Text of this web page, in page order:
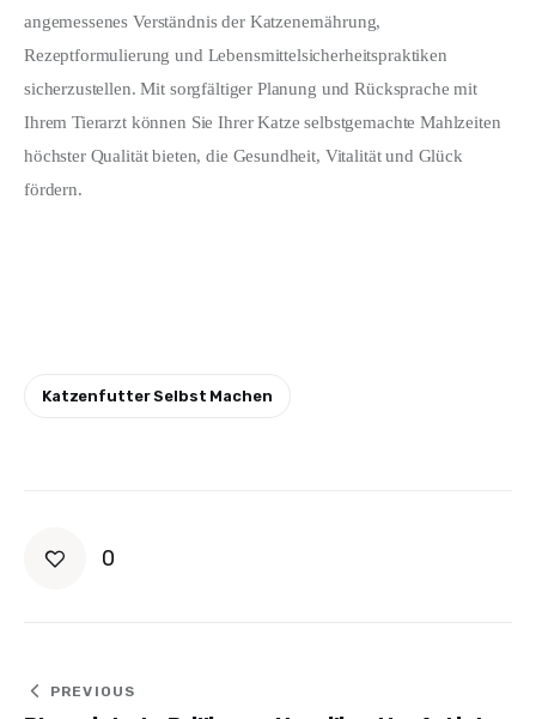
angemessenes Verständnis der Katzenernährung,
Rezeptformulierung und Lebensmittelsicherheitspraktiken
sicherzustellen. Mit sorgfältiger Planung und Rücksprache mit
Ihrem Tierarzt können Sie Ihrer Katze selbstgemachte Mahlzeiten
höchster Qualität bieten, die Gesundheit, Vitalität und Glück
fördern.
Katzenfutter Selbst Machen
0
Post
PREVIOUS